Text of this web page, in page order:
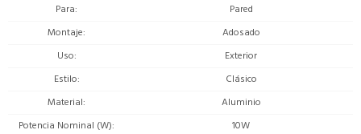
Para
Pared
Montaje
Adosado
Uso
Exterior
Estilo
Clásico
Material
Aluminio
Potencia Nominal (W)
10W